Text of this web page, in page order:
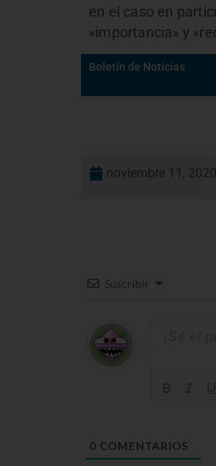
en el caso en
«importancia» y
Boletín de Noticias
noviembre 11, 2020
Suscribir
0 COMENTARIOS